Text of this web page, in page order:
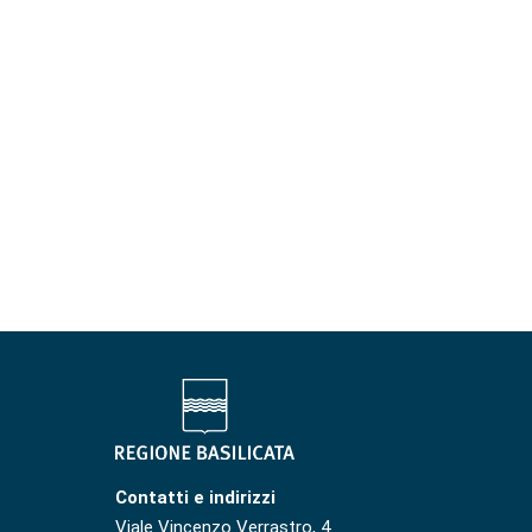
Contatti e indirizzi
Viale Vincenzo Verrastro, 4